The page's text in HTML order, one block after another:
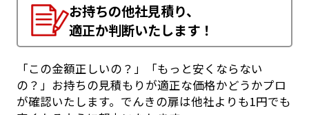
お持ちの他社見積り、
適正か判断いたします！
「この金額正しいの？」「もっと安くならない
の？」お持ちの見積もりが適正な価格かどうかプロ
が確認いたします。でんきの扉は他社よりも1円でも